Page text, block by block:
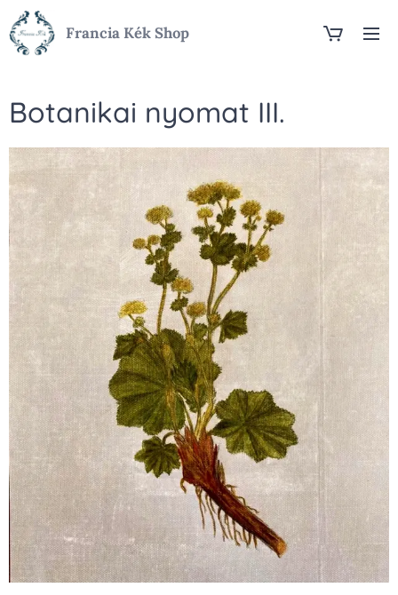
Francia Kék Shop
Botanikai nyomat III.